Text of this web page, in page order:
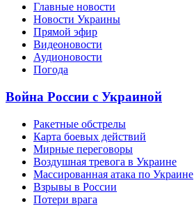
Главные новости
Новости Украины
Прямой эфир
Видеоновости
Аудионовости
Погода
Война России с Украиной
Ракетные обстрелы
Карта боевых действий
Мирные переговоры
Воздушная тревога в Украине
Массированная атака по Украине
Взрывы в России
Потери врага